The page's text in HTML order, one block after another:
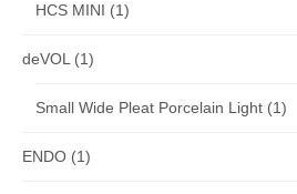
HCS MINI (1)
deVOL(1)
Small Wide Pleat Porcelain Light (1)
ENDO (1)